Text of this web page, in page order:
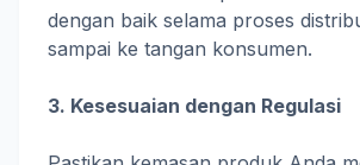
dengan baik selama proses
sampai ke tangan konsumen.
3. Kesesuaian dengan Regulasi